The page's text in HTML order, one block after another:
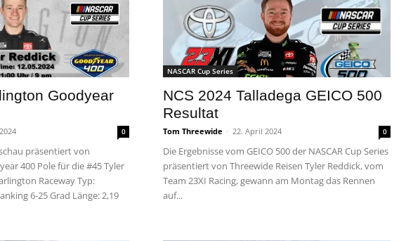
Goodyear
0
präsentiert von
400 Pole für die #45 Tyler
Raceway Typ:
6-25 Grad Länge: 2,19
NASCAR Cup Series
NCS 2024 Talladega GEICO 500
Resultat
Tom Threewide - 22. April 2024 0
Die Ergebnisse vom GEICO 500 der NASCAR Cup Series
präsentiert von Threewide Reisen Tyler Reddick, vom
Team 23XI Racing, gewann am Montag das Rennen
auf...